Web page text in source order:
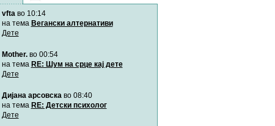
vftaво 10:14
на тема Вегански алтернативи
Дете
Mother.во 00:54
на тема RE: Шум на срце кај дете
Дете
Дијана арсовскаво 08:40
на тема RE: Детски психолог
Дете